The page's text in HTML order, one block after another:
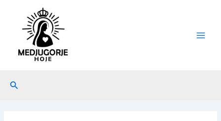
conteúdo
Pesquisar
navigation